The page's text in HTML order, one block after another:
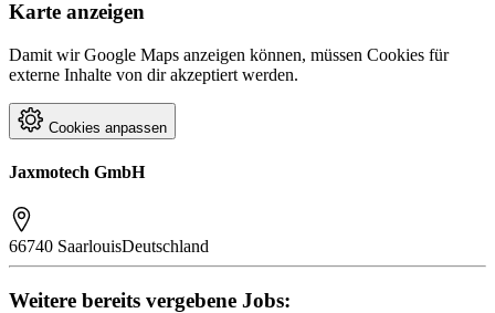
Karte anzeigen
Damit wir Google Maps anzeigen können, müssen Cookies für
externe Inhalte von dir akzeptiert werden.
Cookies anpassen
Jaxmotech GmbH
66740 SaarlouisDeutschland
Weitere bereits vergebene Jobs: